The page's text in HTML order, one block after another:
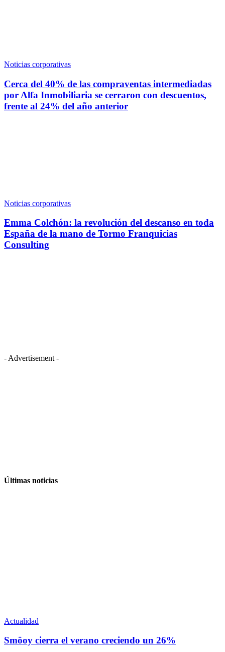
Noticias corporativas
Cerca del 40% de las compraventas intermediadas
por Alfa Inmobiliaria se cerraron con descuentos,
frente al 24% del año anterior
Noticias corporativas
Emma Colchón: la revolución del descanso en toda
España de la mano de Tormo Franquicias
Consulting
- Advertisement -
Últimas noticias
Actualidad
Smöoy cierra el verano creciendo un 26%